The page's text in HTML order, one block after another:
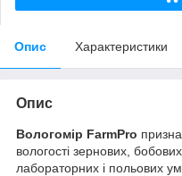
Опис Характеристики
Опис
Вологомір FarmPro
вологості зернових,
лабораторних і польових